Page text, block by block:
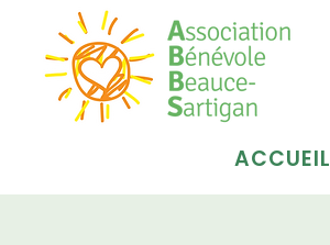
ACCUEIL